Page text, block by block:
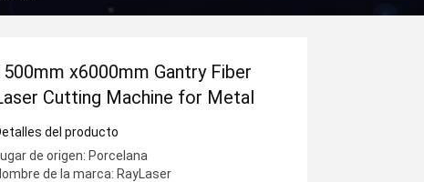
x6000mm Gantry Fiber
Cutting Machine for Metal
del producto
de origen: Porcelana
de la marca: RayLaser